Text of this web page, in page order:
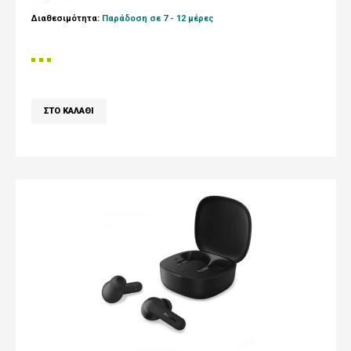
Διαθεσιμότητα: Παράδοση σε 7 - 12 μέρες